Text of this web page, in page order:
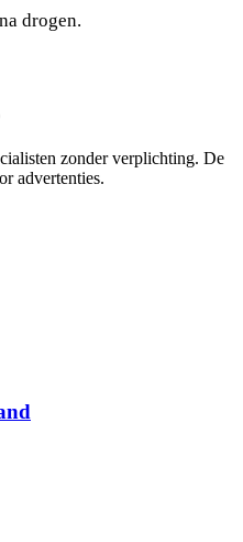
drogen.
zonder verplichting. De
advertenties.